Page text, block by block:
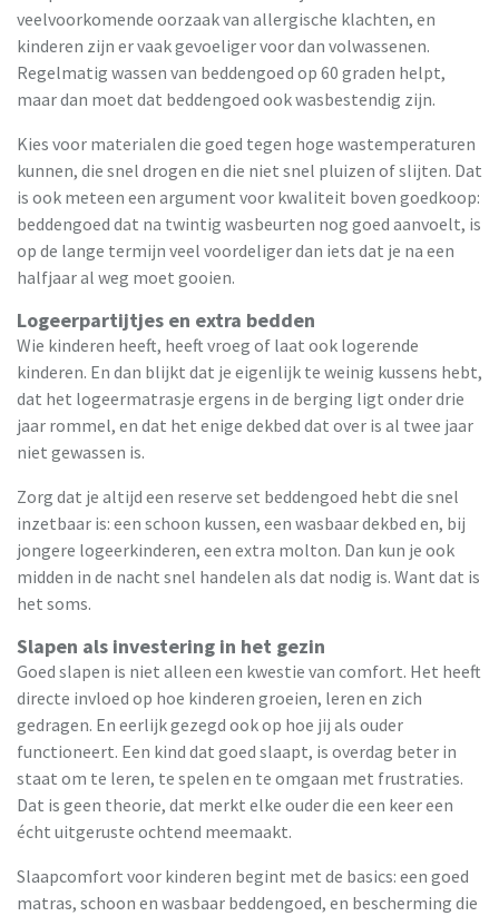
veelvoorkomende oorzaak van allergische klachten, en
kinderen zijn er vaak gevoeliger voor dan volwassenen.
Regelmatig wassen van beddengoed op 60 graden helpt,
maar dan moet dat beddengoed ook wasbestendig zijn.
Kies voor materialen die goed tegen hoge wastemperaturen
kunnen, die snel drogen en die niet snel pluizen of slijten. Dat
is ook meteen een argument voor kwaliteit boven goedkoop:
beddengoed dat na twintig wasbeurten nog goed aanvoelt, is
op de lange termijn veel voordeliger dan iets dat je na een
halfjaar al weg moet gooien.
Logeerpartijtjes en extra bedden
Wie kinderen heeft, heeft vroeg of laat ook logerende
kinderen. En dan blijkt dat je eigenlijk te weinig kussens hebt,
dat het logeermatrasje ergens in de berging ligt onder drie
jaar rommel, en dat het enige dekbed dat over is al twee jaar
niet gewassen is.
Zorg dat je altijd een reserve set beddengoed hebt die snel
inzetbaar is: een schoon kussen, een wasbaar dekbed en, bij
jongere logeerkinderen, een extra molton. Dan kun je ook
midden in de nacht snel handelen als dat nodig is. Want dat is
het soms.
Slapen als investering in het gezin
Goed slapen is niet alleen een kwestie van comfort. Het heeft
directe invloed op hoe kinderen groeien, leren en zich
gedragen. En eerlijk gezegd ook op hoe jij als ouder
functioneert. Een kind dat goed slaapt, is overdag beter in
staat om te leren, te spelen en te omgaan met frustraties.
Dat is geen theorie, dat merkt elke ouder die een keer een
écht uitgeruste ochtend meemaakt.
Slaapcomfort voor kinderen begint met de basics: een goed
matras, schoon en wasbaar beddengoed, en bescherming die